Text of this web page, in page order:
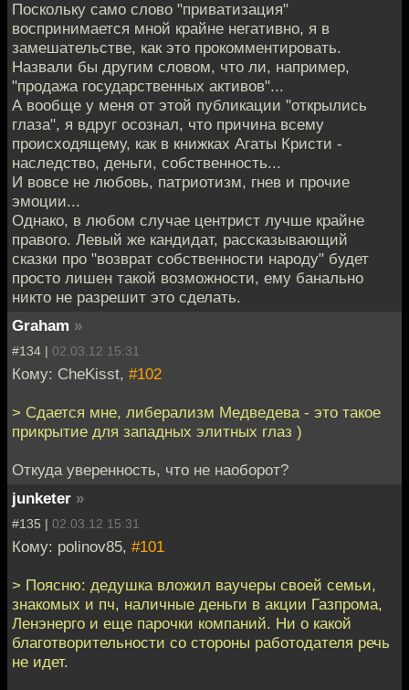
Поскольку само слово "приватизация"
воспринимается мной крайне негативно, я в
замешательстве, как это прокомментировать.
Назвали бы другим словом, что ли, например,
"продажа государственных активов"...
А вообще у меня от этой публикации "открылись
глаза", я вдруг осознал, что причина всему
происходящему, как в книжках Агаты Кристи -
наследство, деньги, собственность...
И вовсе не любовь, патриотизм, гнев и прочие
эмоции...
Однако, в любом случае центрист лучше крайне
правого. Левый же кандидат, рассказывающий
сказки про "возврат собственности народу" будет
просто лишен такой возможности, ему банально
никто не разрешит это сделать.
Graham »
#134 | 02.03.12 15:31
Кому: CheKisst, #102
> Сдается мне, либерализм Медведева - это такое
прикрытие для западных элитных глаз )
Откуда уверенность, что не наоборот?
junketer »
#135 | 02.03.12 15:31
Кому: polinov85, #101
> Поясню: дедушка вложил ваучеры своей семьи,
знакомых и пч, наличные деньги в акции Газпрома,
Ленэнерго и еще парочки компаний. Ни о какой
благотворительности со стороны работодателя речь
не идет.